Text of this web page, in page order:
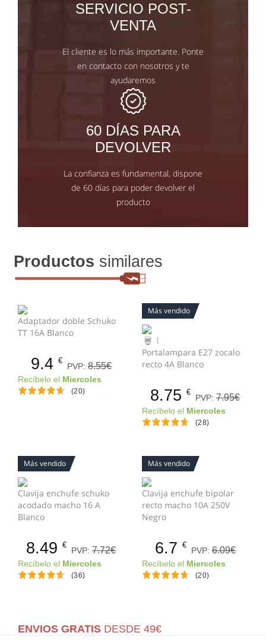
SERVICIO POST-
VENTA
El cliente es lo más importante. Ponte
en contacto con nosotros y te
ayudaremos
60 DÍAS PARA
DEVOLVER
La confianza es fundamental, dispone
de 60 días para poder devolver el
producto
Productos similares
Adaptador doble Schuko
TT 16A Blanco
9.4 €
PVP: 8.55€
Recíbelo el Miercoles
(20)
Más vendido
|
Portalampara E27 zocalo
recto 4A Blanco
8.75 €
PVP: 7.95€
Recíbelo el Miercoles
(28)
Más vendido
Clavija enchufe schuko
acodado macho 16 A
Blanco
8.49 €
PVP: 7.72€
Recíbelo el Miercoles
(36)
Más vendido
Clavija enchufe bipolar
recto macho 10A 250V
Negro
6.7 €
PVP: 6.09€
Recíbelo el Miercoles
(20)
ENVIOS GRATIS DESDE 49€